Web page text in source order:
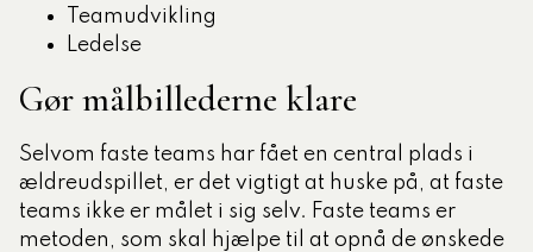
Teamudvikling
Ledelse
Gør målbillederne klare
Selvom faste teams har fået en central plads i
ældreudspillet, er det vigtigt at huske på, at faste
teams ikke er målet i sig selv. Faste teams er
metoden, som skal hjælpe til at opnå de ønskede